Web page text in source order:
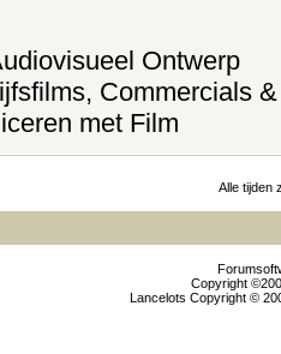
Ontwerp
Commercials
met Film
Alle tijden
Copyright
Lancelots Copyright ©